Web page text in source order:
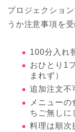
プロジェクショ
うか注意事項を受
100分入れ
おひとり1
まれず）
追加注文不
メニュー
ちご無しに
料理は順次